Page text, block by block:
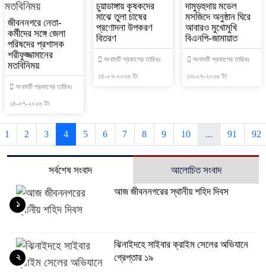
জীবননগরে নেতা-
কর্মীদের সঙ্গে জেলা
পরিষদের প্রশাসক
শরীফুজ্জামানের
মতবিনিময়
সংবাদটি প্রকাশের তারিখঃ
১৪-০৭-২০২৬ ইং
চুয়াডাঙ্গায় কৃষকদের
মাঝে তুলা চাষের
প্রণোদনা উপকরণ
বিতরণ
সংবাদটি প্রকাশের তারিখঃ
১৪-০৭-২০২৬ ইং
দামুড়হুদায় মডেল
মসজিদে অনুষ্ঠান ঘিরে
আবারও মুখোমুখি
বিএনপি-জামায়াত
সংবাদটি প্রকাশের তারিখঃ
১৩-০৭-২০২৬ ইং
1 2 3 4 5 6 7 8 9 10 ... 91 92
সর্বশেষ সংবাদ
আলোচিত সংবাদ
আজ জীবননগরের স্থানীয় শহিদ দিবস
১
ঝিনাইদহে সাইবার ক্রাইম সেলের অভিযানে
গ্রেপ্তার ১৯
২